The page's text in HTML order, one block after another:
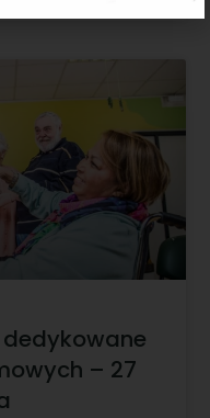
dedykowane
– 27